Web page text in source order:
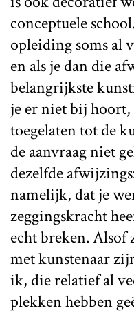
conceptuele
opleiding soms al
en als je dan die
belangrijkste
je er niet bij
toegelaten tot de
de aanvraag niet
dezelfde
namelijk, dat je
zeggingskracht
echt breken. Alsof
met kunstenaar
ik, die relatief al
plekken hebben